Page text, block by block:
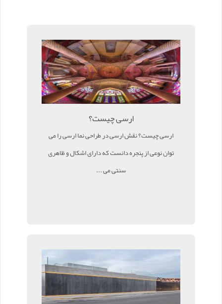
ارسی چیست؟
ارسی چیست؟ نقش ارسی در طراحی نما ارسی را می
توان نوعی از پنجره دانست که دارای اشکال و ظاهری
سنتی می ...